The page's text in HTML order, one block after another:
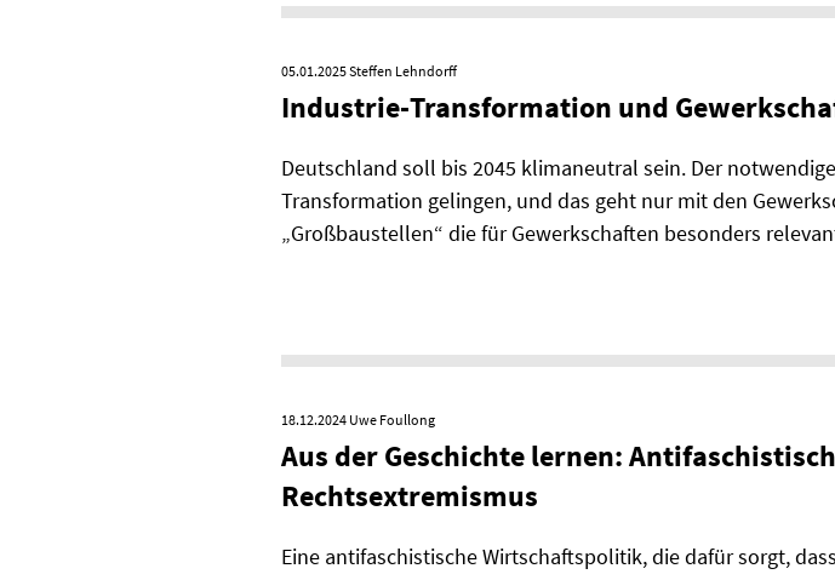
05.01.2025Steffen Lehndorff
Industrie-Transformation und
Deutschland soll bis 2045 klimaneutral sein. Der
Transformation gelingen, und das geht nur mit den
„Großbaustellen“ die für Gewerkschaften besonders
18.12.2024 Uwe Foullong
Aus der Geschichte lernen:
Rechtsextremismus
Eine antifaschistische Wirtschaftspolitik, die dafür sorgt,